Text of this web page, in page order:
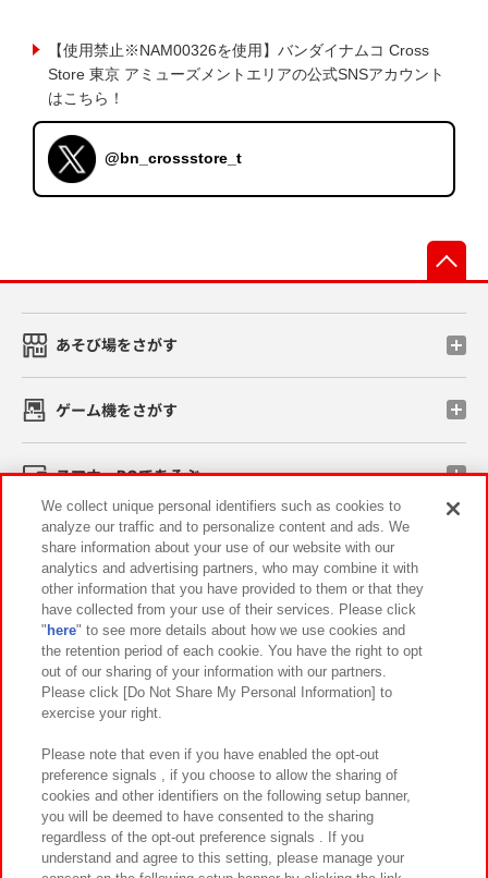
【使用禁止※NAM00326を使用】バンダイナムコ Cross
Store 東京 アミューズメントエリアの公式SNSアカウント
はこちら！
@bn_crossstore_t
あそび場をさがす
ゲーム機をさがす
スマホ・PCであそぶ
イベント・キャンペーン
関連会社 サステナビリティ サイトポリシー
プライバシーポリシー ウェブアクセシビリティ方針と検証結果
お取引先さまとともに
カスタマーハラスメント対応方針 よくあるご質問・お問い合わせ
We collect unique personal identifiers such as cookies to
analyze our traffic and to personalize content and ads. We
share information about your use of our website with our
analytics and advertising partners, who may combine it with
other information that you have provided to them or that they
have collected from your use of their services. Please click
" here" to see more details about how we use cookies and
the retention period of each cookie. You have the right to opt
out of our sharing of your information with our partners.
Please click [Do Not Share My Personal Information] to
exercise your right.
Please note that even if you have enabled the opt-out
preference signals , if you choose to allow the sharing of
cookies and other identifiers on the following setup banner,
you will be deemed to have consented to the sharing
regardless of the opt-out preference signals . If you
understand and agree to this setting, please manage your